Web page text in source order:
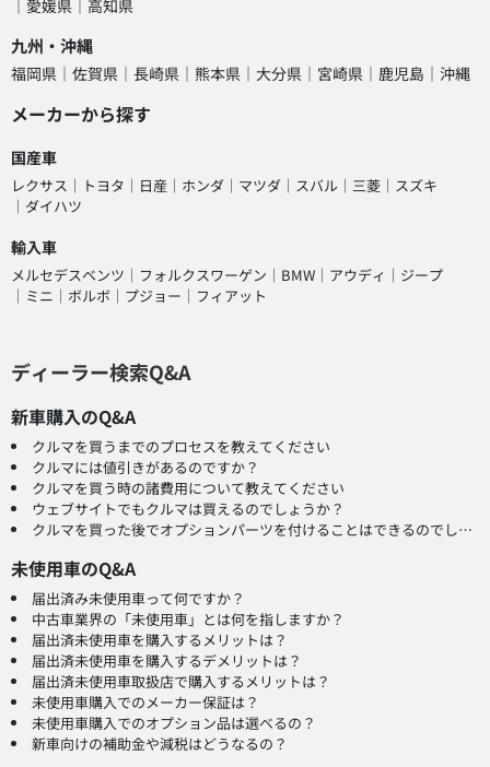
愛媛県 高知県
九州・沖縄
福岡県 佐賀県 長崎県 熊本県 大分県 宮崎県 鹿児島 沖縄
メーカーから探す
国産車
レクサス トヨタ 日産 ホンダ マツダ スバル 三菱
スズキ
ダイハツ
輸入車
メルセデスベンツ フォルクスワーゲン BMW アウディ
ジープ
ミニ
ボルボ プジョー フィアット
ディーラー検索Q&A
新車購入のQ&A
クルマを買うまでのプロセスを教えてください
クルマには値引きがあるのですか？
クルマを買う時の諸費用について教えてください
ウェブサイトでもクルマは買えるのでしょうか？
クルマを買った後でオプションパーツを付けることはできるのでしょうか？
未使用車のQ&A
届出済み未使用車って何ですか？
中古車業界の「未使用車」とは何を指しますか？
届出済未使用車を購入するメリットは？
届出済未使用車を購入するデメリットは？
届出済未使用車取扱店で購入するメリットは？
未使用車購入でのメーカー保証は？
未使用車購入でのオプション品は選べるの？
新車向けの補助金や減税はどうなるの？